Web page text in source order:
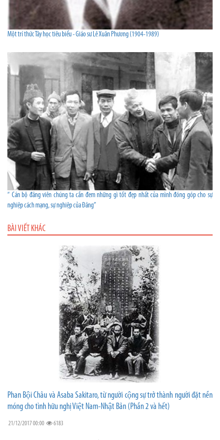
Một trí thức Tây học tiêu biểu - Giáo sư Lê Xuân Phương (1904-1989)
“ Cán bộ đảng viên chúng ta cần đem những gì tốt đẹp nhất của mình đóng góp cho sự
nghiệp cách mạng, sự nghiệp của Đảng”
BÀI VIẾT KHÁC
Phan Bội Châu và Asaba Sakitaro, từ người cộng sự trở thành người đặt nền
móng cho tình hữu nghị Việt Nam-Nhật Bản (Phần 2 và hết)
21/12/2017 00:00 6183